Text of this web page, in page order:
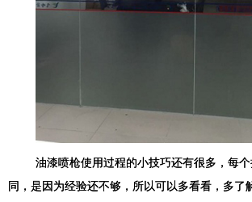
油漆喷枪使用过程的小技巧还有很多，每
同，是因为经验还不够，所以可以多看看，多了